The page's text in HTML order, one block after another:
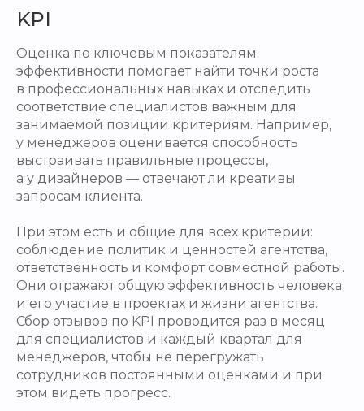
KPI
Оценка по ключевым показателям
эффективности помогает найти точки роста
в профессиональных навыках и отследить
соответствие специалистов важным для
занимаемой позиции критериям. Например,
у менеджеров оценивается способность
выстраивать правильные процессы,
а у дизайнеров — отвечают ли креативы
запросам клиента.
При этом есть и общие для всех критерии:
соблюдение политик и ценностей агентства,
ответственность и комфорт совместной работы.
Они отражают общую эффективность человека
и его участие в проектах и жизни агентства.
Сбор отзывов по KPI проводится раз в месяц
для специалистов и каждый квартал для
менеджеров, чтобы не перегружать
сотрудников постоянными оценками и при
этом видеть прогресс.